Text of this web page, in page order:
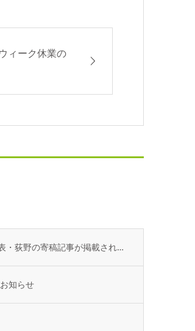
ィーク休業の
不動産専門誌『不動産コンサルティングプラス』に弊社代表・荻野の寄稿記事が掲載されました
知らせ